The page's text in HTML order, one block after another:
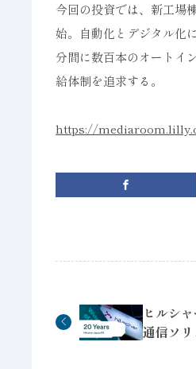
今回の投資では、新工場
始。自動化とデジタル化
分間に数百本のオートイ
給体制を追求する。
https://
ヒルシ
通信ソ